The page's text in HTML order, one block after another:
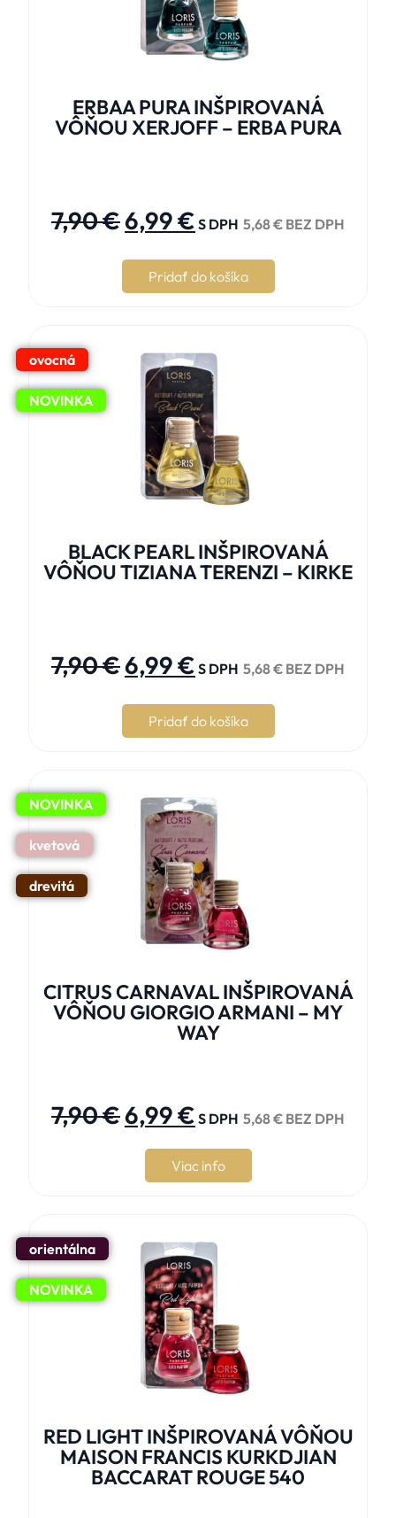
ERBAA PURA INŠPIROVANÁ
VÔŇOU XERJOFF – ERBA PURA
7,90€6,99€ S DPH 5,68€ BEZ DPH
Pridať do košíka
ovocná
NOVINKA
BLACK PEARL INŠPIROVANÁ
VÔŇOU TIZIANA TERENZI – KIRKE
7,90€6,99€ S DPH 5,68€ BEZ DPH
Pridať do košíka
NOVINKA
kvetová
drevitá
CITRUS CARNAVAL INŠPIROVANÁ
VÔŇOU GIORGIO ARMANI – MY
WAY
7,90€6,99€ S DPH 5,68€ BEZ DPH
Viac info
orientálna
NOVINKA
RED LIGHT INŠPIROVANÁ VÔŇOU
MAISON FRANCIS KURKDJIAN
BACCARAT ROUGE 540